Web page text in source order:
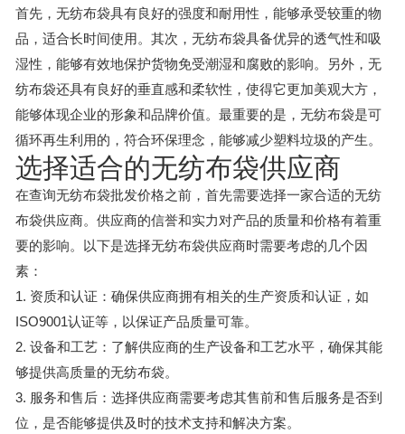
首先，无纺布袋具有良好的强度和耐用性，能够承受较重的物
品，适合长时间使用。其次，无纺布袋具备优异的透气性和吸
湿性，能够有效地保护货物免受潮湿和腐败的影响。另外，无
纺布袋还具有良好的垂直感和柔软性，使得它更加美观大方，
能够体现企业的形象和品牌价值。最重要的是，无纺布袋是可
循环再生利用的，符合环保理念，能够减少塑料垃圾的产生。
选择适合的无纺布袋供应商
在查询无纺布袋批发价格之前，首先需要选择一家合适的无纺
布袋供应商。供应商的信誉和实力对产品的质量和价格有着重
要的影响。以下是选择无纺布袋供应商时需要考虑的几个因
素：
1. 资质和认证：确保供应商拥有相关的生产资质和认证，如
ISO9001认证等，以保证产品质量可靠。
2. 设备和工艺：了解供应商的生产设备和工艺水平，确保其能
够提供高质量的无纺布袋。
3. 服务和售后：选择供应商需要考虑其售前和售后服务是否到
位，是否能够提供及时的技术支持和解决方案。